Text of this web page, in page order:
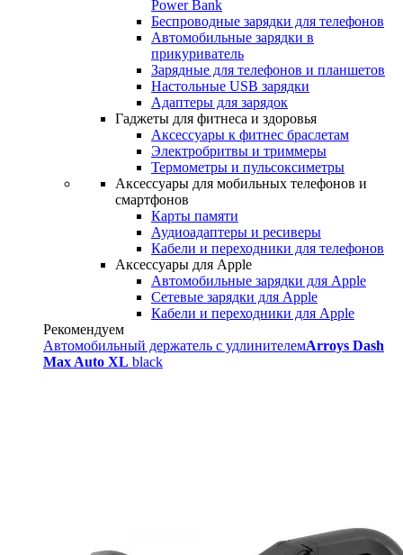
Power Bank
Беспроводные зарядки для телефонов
Автомобильные зарядки в
прикуриватель
Зарядные для телефонов и планшетов
Настольные USB зарядки
Адаптеры для зарядок
Гаджеты для фитнеса и здоровья
Аксессуары к фитнес браслетам
Электробритвы и триммеры
Термометры и пульсоксиметры
Аксессуары для мобильных телефонов и
смартфонов
Карты памяти
Аудиоадаптеры и ресиверы
Кабели и переходники для телефонов
Аксессуары для Apple
Автомобильные зарядки для Apple
Сетевые зарядки для Apple
Кабели и переходники для Apple
Рекомендуем
Автомобильный держатель с удлинителемArroys Dash
Max Auto XL black